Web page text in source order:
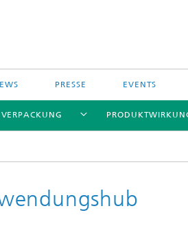
PRESSE EVENTS
VERPACKUNG